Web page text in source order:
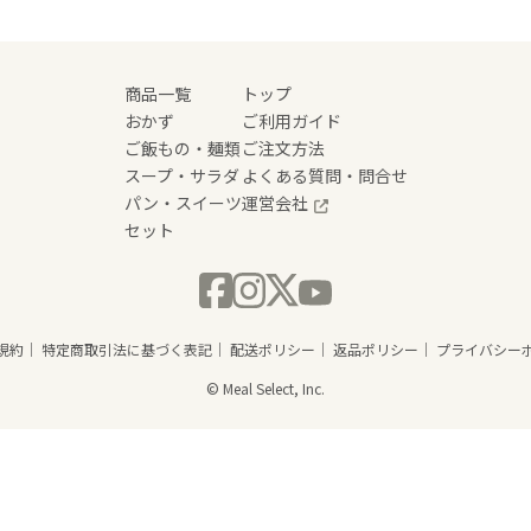
商品一覧
おかず
ご飯もの・麺類
スープ・サラダ
パン・スイーツ
セット
トップ
ご利用ガイド
ご注文方法
よくある質問・問合せ
運営会社
約 特定商取引法に基づく表記 配送ポリシー 返品ポリシー
プライバシー
© Meal Select, Inc.